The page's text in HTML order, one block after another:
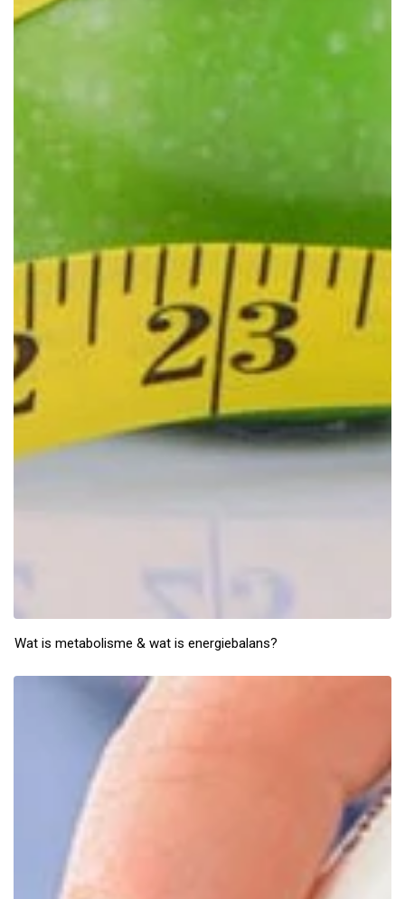
Wat is metabolisme & wat is energiebalans?